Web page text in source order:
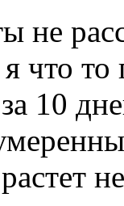
не
что то
10